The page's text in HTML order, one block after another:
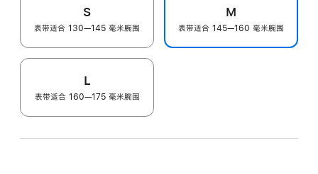
S
表带适合 130—145 毫米腕围
M
表带适合 145—160 毫米腕围
L
表带适合 160—175 毫米腕围